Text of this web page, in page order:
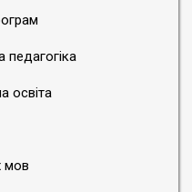
освіта
мов